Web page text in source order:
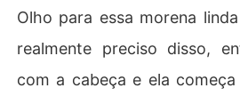
Olho para essa morena
realmente preciso disso,
com a cabeça e ela